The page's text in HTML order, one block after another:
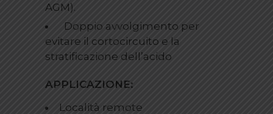
AGM).
Doppio avvolgimento per
evitare il cortocircuito e la
stratificazione dell’acido
APPLICAZIONE:
Località remote